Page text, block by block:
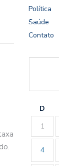
Política
Saúde
Contato
D
1
4